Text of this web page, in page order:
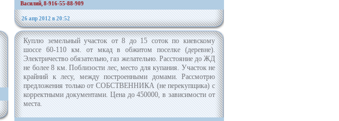
Василий, 8-916-55-88-909
26 апр 2012 в 20:52
Куплю земельный участок от 8 до 15 соток по киевскому
шоссе 60-110 км. от мкад в обжитом поселке (деревне).
Электричество обязательно, газ желательно. Расстояние до ЖД
не более 8 км. Поблизости лес, место для купания. Участок не
крайний к лесу, между построенными домами. Рассмотрю
предложения только от СОБСТВЕННИКА (не перекупщика) с
корректными документами. Цена до 450000, в зависимости от
места.